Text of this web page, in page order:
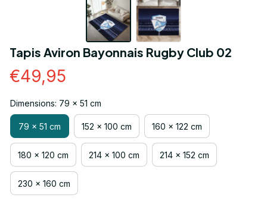
Tapis Aviron Bayonnais Rugby Club 02
€49,95
Dimensions: 79 x 51 cm
79 x 51 cm 152 x 100 cm 160 x 122 cm
180 x 120 cm 214 x 100 cm 214 x 152 cm
230 x 160 cm